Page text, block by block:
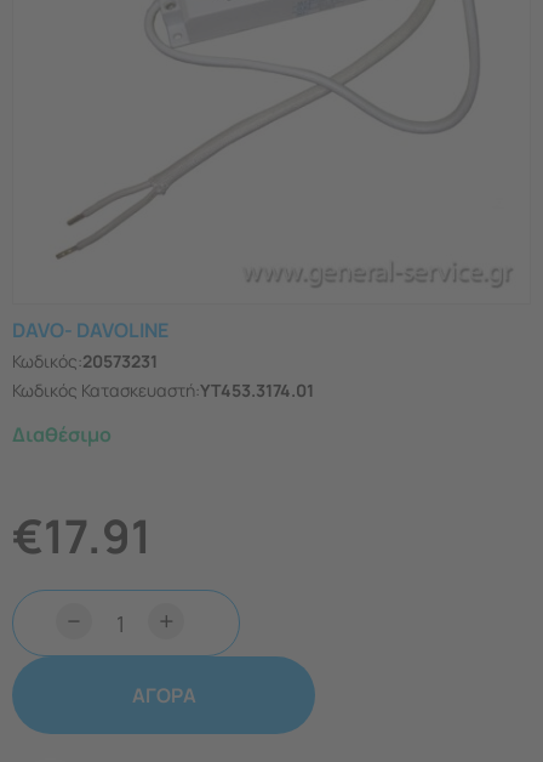
DAVO- DAVOLINE
Κωδικός:20573231
Κωδικός Κατασκευαστή:YT453.3174.01
Διαθέσιμο
€17.91
− +
ΑΓΟΡΑ